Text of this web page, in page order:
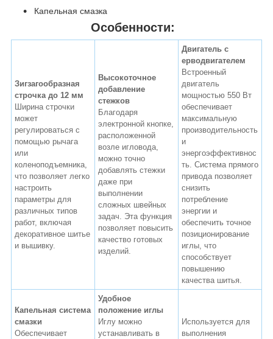
Капельная смазка
Особенности:
Зигзагообразная
строчка до 12 мм
Ширина строчки
может
регулироваться с
помощью рычага
или
коленоподъемника,
что позволяет легко
настроить
параметры для
различных типов
работ, включая
декоративное шитье
и вышивку.
Высокоточное
добавление
стежков
Благодаря
электронной кнопке,
расположенной
возле игловода,
можно точно
добавлять стежки
даже при
выполнении
сложных швейных
задач. Эта функция
позволяет повысить
качество готовых
изделий.
Двигатель с
ерводвигателем
Встроенный
двигатель
мощностью 550 Вт
обеспечивает
максимальную
производительность
и
энергоэффективнос
ть. Система прямого
привода позволяет
снизить
потребление
энергии и
обеспечить точное
позиционирование
иглы, что
способствует
повышению
качества шитья.
Капельная система
смазки
Обеспечивает
Удобное
положение иглы
Иглу можно
устанавливать в
Используется для
выполнения